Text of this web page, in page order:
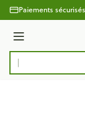
Aller au contenu
Paiements sécurisés
Menu
Rechercher